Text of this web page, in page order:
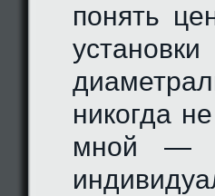
понять
никогда
мной —